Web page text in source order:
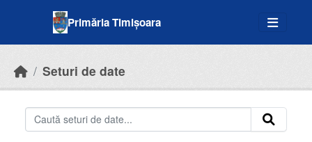
Primăria Timișoara
Seturi de date